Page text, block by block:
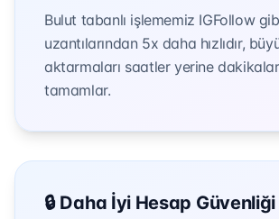
Bulut tabanlı işlememiz IGFollow
uzantılarından 5x daha hızlıdır,
aktarmaları saatler yerine
tamamlar.
🔒 Daha İyi Hesap Güvenliği